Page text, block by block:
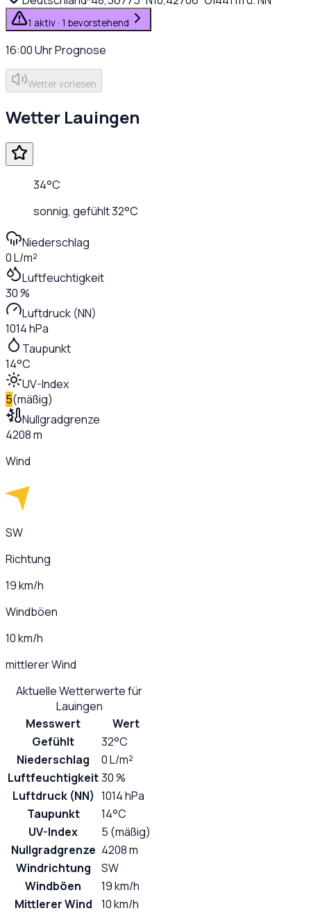
1 aktiv · 1 bevorstehend
16:00UhrPrognose
Wetter vorlesen
Wetter Lauingen
34°C
sonnig, gefühlt32°C
Niederschlag
0 L/m²
Luftfeuchtigkeit
30 %
Luftdruck (NN)
1014 hPa
Taupunkt
14°C
UV-Index
5(mäßig)
Nullgradgrenze
4208 m
Wind
SW
Richtung
19 km/h
Windböen
10 km/h
mittlerer Wind
Aktuelle Wetterwerte für
Lauingen
Messwert
Wert
Gefühlt
32°C
Niederschlag
0 L/m²
Luftfeuchtigkeit30 %
Luftdruck (NN) 1014 hPa
Taupunkt
14°C
UV-Index
5 (mäßig)
Nullgradgrenze 4208 m
Windrichtung
SW
Windböen
19 km/h
Mittlerer Wind
10 km/h